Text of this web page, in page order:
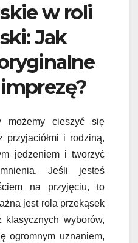
w roli
Jak
możemy cieszyć się
przyjaciółmi i rodziną,
jedzeniem i tworzyć
Jeśli jesteś
na przyjęciu, to
jest rola przekąsek
wyborów,
ogromnym uznaniem,